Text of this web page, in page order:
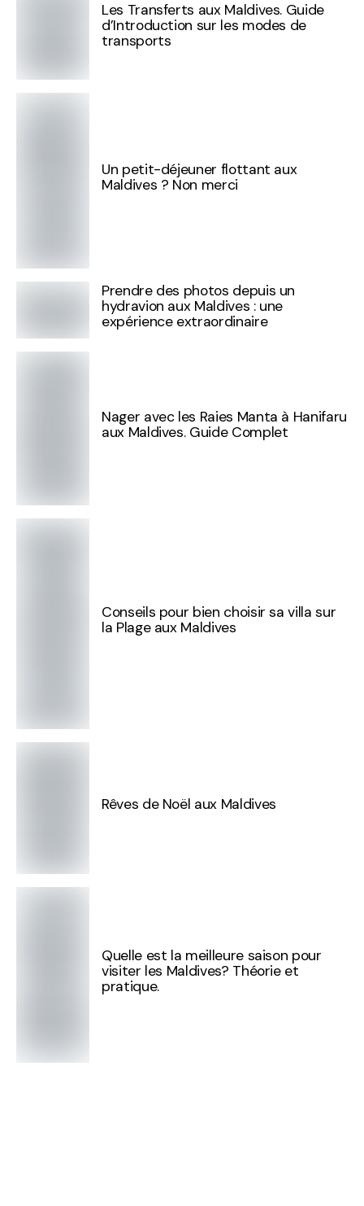
Les Transferts aux Maldives. Guide
d’Introduction sur les modes de
transports
Un petit-déjeuner flottant aux
Maldives ? Non merci
Prendre des photos depuis un
hydravion aux Maldives : une
expérience extraordinaire
Nager avec les Raies Manta à Hanifaru
aux Maldives. Guide Complet
Conseils pour bien choisir sa villa sur
la Plage aux Maldives
Rêves de Noël aux Maldives
Quelle est la meilleure saison pour
visiter les Maldives? Théorie et
pratique.